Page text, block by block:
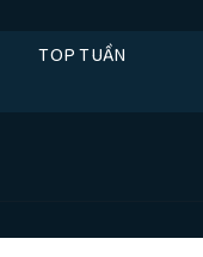
TOP TUẦN